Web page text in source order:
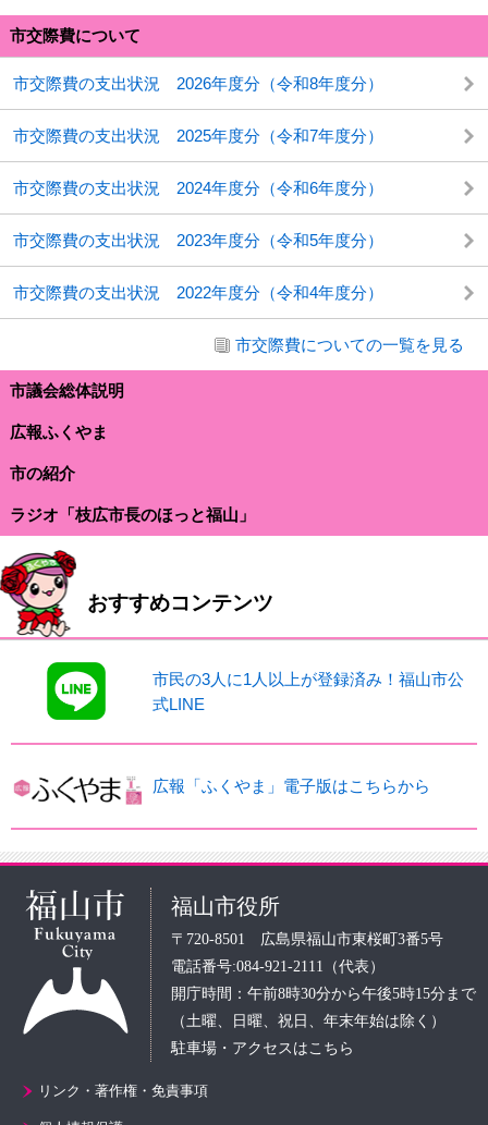
市交際費について
市交際費の支出状況 2026年度分（令和8年度分）
市交際費の支出状況 2025年度分（令和7年度分）
市交際費の支出状況 2024年度分（令和6年度分）
市交際費の支出状況 2023年度分（令和5年度分）
市交際費の支出状況 2022年度分（令和4年度分）
市交際費についての一覧を見る
市議会総体説明
広報ふくやま
市の紹介
ラジオ「枝広市長のほっと福山」
おすすめコンテンツ
市民の3人に1人以上が登録済み！福山市公
式LINE
広報「ふくやま」電子版はこちらから
福山市役所
〒720-8501 広島県福山市東桜町3番5号
電話番号:084-921-2111（代表）
開庁時間：午前8時30分から午後5時15分まで
（土曜、日曜、祝日、年末年始は除く）
駐車場・アクセスはこちら
リンク・著作権・免責事項